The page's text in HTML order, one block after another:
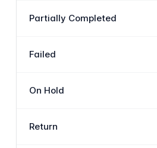
Partially Completed
Failed
On Hold
Return